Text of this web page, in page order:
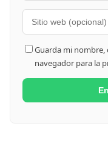
Guarda mi nombre,
navegador para la